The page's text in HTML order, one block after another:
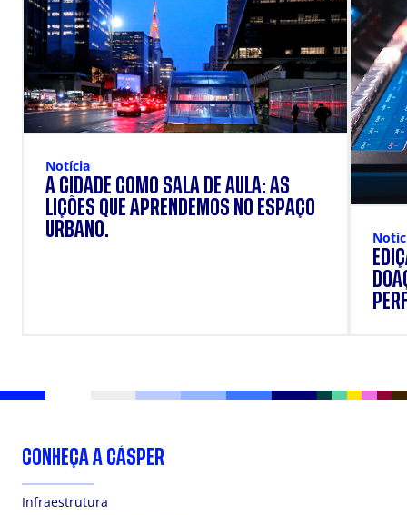
Notícia
A CIDADE COMO SALA DE AULA: AS
LIÇÕES QUE APRENDEMOS NO ESPAÇO
URBANO.
CONHEÇA A CÁSPER
Infraestrutura